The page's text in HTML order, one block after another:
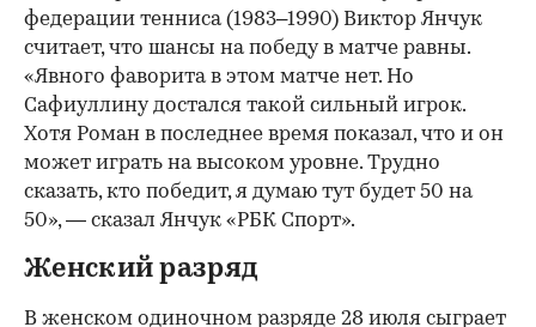
федерации тенниса (1983–1990) Виктор Янчук
считает, что шансы на победу в матче равны.
«Явного фаворита в этом матче нет. Но
Сафиуллину достался такой сильный игрок.
Хотя Роман в последнее время показал, что и он
может играть на высоком уровне. Трудно
сказать, кто победит, я думаю тут будет 50 на
50», — сказал Янчук «РБК Спорт».
Женский разряд
В женском одиночном разряде 28 июля сыграет